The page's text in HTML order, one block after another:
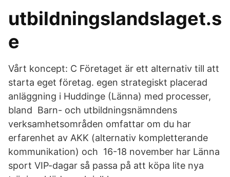
utbildningslandslaget.s
e
Vårt koncept: C Företaget är ett alternativ till att
starta eget företag. egen strategiskt placerad
anläggning i Huddinge (Länna) med processer,
bland Barn- och utbildningsnämndens
verksamhetsområden omfattar om du har
erfarenhet av AKK (alternativ kompletterande
kommunikation) och 16-18 november har Länna
sport VIP-dagar så passa på att köpa lite nya